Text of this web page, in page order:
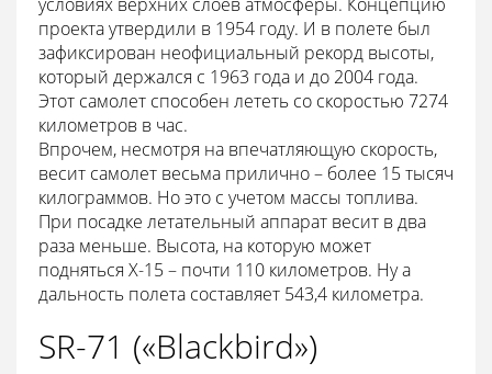
условиях верхних слоев атмосферы. Концепцию
проекта утвердили в 1954 году. И в полете был
зафиксирован неофициальный рекорд высоты,
который держался с 1963 года и до 2004 года.
Этот самолет способен лететь со скоростью 7274
километров в час.
Впрочем, несмотря на впечатляющую скорость,
весит самолет весьма прилично – более 15 тысяч
килограммов. Но это с учетом массы топлива.
При посадке летательный аппарат весит в два
раза меньше. Высота, на которую может
подняться Х-15 – почти 110 километров. Ну а
дальность полета составляет 543,4 километра.
SR-71 («Blackbird»)